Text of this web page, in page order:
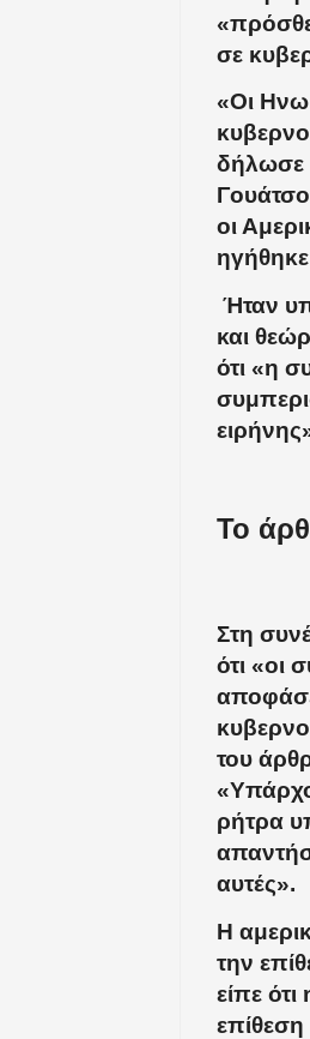
σε
«Οι
δήλωσε
οι
Ήταν
και
ότι «η
Το
Στη
ότι «οι
του
ρήτρα
αυτές».
Η
την
είπε